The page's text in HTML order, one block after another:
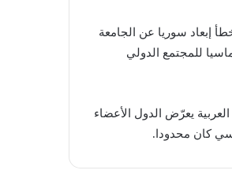
أنور قرقاش قد اعترف في 7 حزيران/ يونيو بخطأ إبعاد سوريا عن الجامعة
للمجتمع الدولي
يعرّض الدول الأعضاء
كان محدودا.